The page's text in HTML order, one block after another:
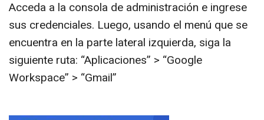
Acceda a la consola de administración e ingrese
sus credenciales. Luego, usando el menú que se
encuentra en la parte lateral izquierda, siga la
siguiente ruta: “Aplicaciones” > “Google
Workspace” > “Gmail”